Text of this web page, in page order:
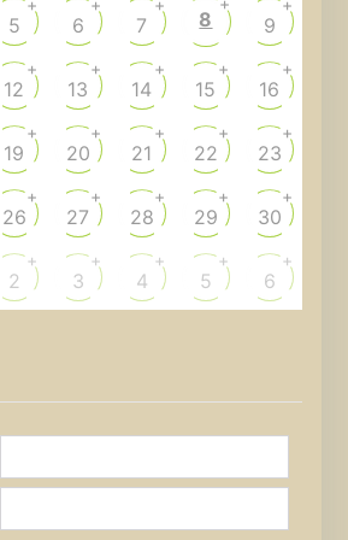
5
+
6
+
7
+
8 9
+
12
+
13
+
14
+
15
+
16
+
19
+
20
+
21
+
22
+
23
+
26
+
27
+
28
+
29
+
30
+
2
+
3
+
4
+
5
+
6
+